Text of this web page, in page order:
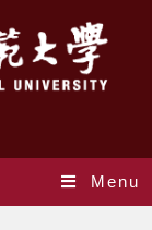
Menu